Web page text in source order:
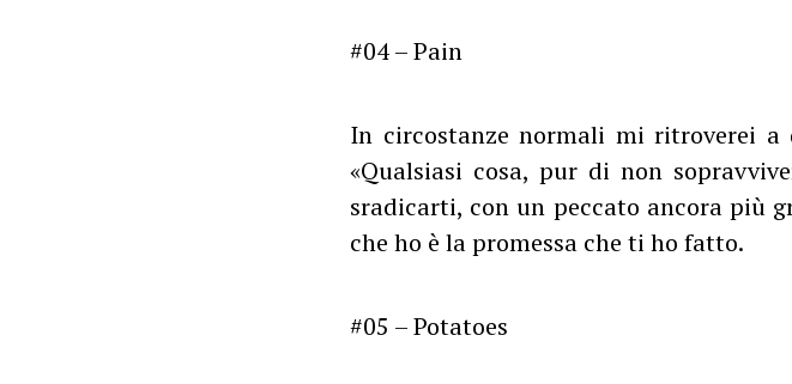
#04 – Pain
In circostanze normali mi ritroverei a
«Qualsiasi cosa, pur di non
sradicarti, con un peccato ancora più
che ho è la promessa che ti ho fatto.
#05 – Potatoes